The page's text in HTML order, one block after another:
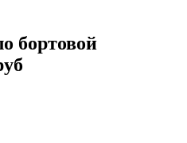
бортовой